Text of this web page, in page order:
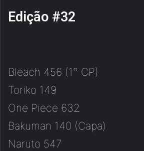
Edição #32
Bleach 456 (1° CP)
Toriko 149
One Piece 632
Bakuman 140 (Capa)
Naruto 547